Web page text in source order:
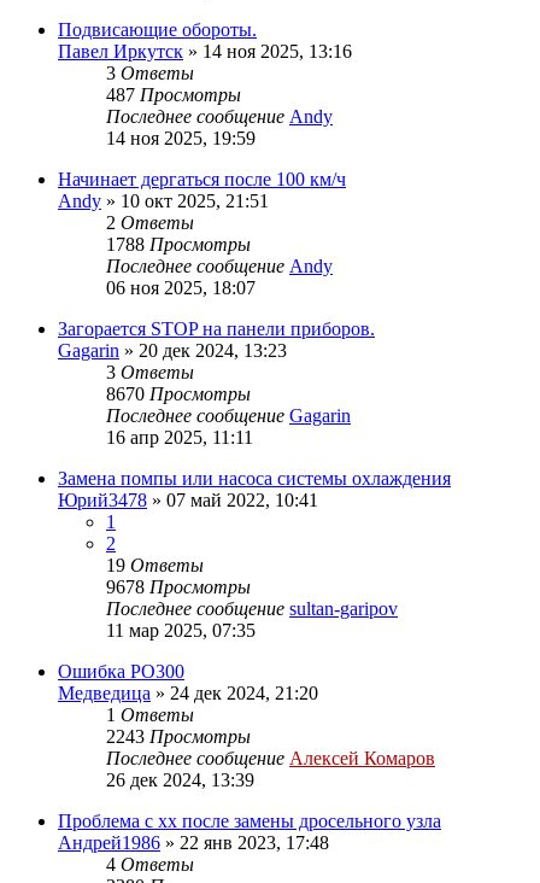
Подвисающие обороты.
Павел Иркутск » 14 ноя 2025, 13:16
3 Ответы
487 Просмотры
Последнее сообщение Andy
14 ноя 2025, 19:59
Начинает дергаться после 100 км/ч
Andy » 10 окт 2025, 21:51
2 Ответы
1788 Просмотры
Последнее сообщение Andy
06 ноя 2025, 18:07
Загорается STOP на панели приборов.
Gagarin » 20 дек 2024, 13:23
3 Ответы
8670 Просмотры
Последнее сообщение Gagarin
16 апр 2025, 11:11
Замена помпы или насоса системы охлаждения
Юрий3478 » 07 май 2022, 10:41
1
2
19 Ответы
9678 Просмотры
Последнее сообщение sultan-garipov
11 мар 2025, 07:35
Ошибка PO300
Медведица » 24 дек 2024, 21:20
1 Ответы
2243 Просмотры
Последнее сообщение Алексей Комаров
26 дек 2024, 13:39
Проблема с хх после замены дросельного узла
Андрей1986 » 22 янв 2023, 17:48
4 Ответы